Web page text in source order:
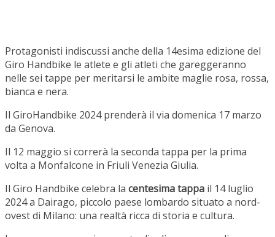
Protagonisti indiscussi anche della 14esima edizione del
Giro Handbike le atlete e gli atleti che gareggeranno
nelle sei tappe per meritarsi le ambite maglie rosa, rossa,
bianca e nera.
Il GiroHandbike 2024 prenderà il via domenica 17 marzo
da Genova.
Il 12 maggio si correrà la seconda tappa per la prima
volta a Monfalcone in Friuli Venezia Giulia.
Il Giro Handbike celebra la centesima tappa il 14 luglio
2024 a Dairago, piccolo paese lombardo situato a nord-
ovest di Milano: una realtà ricca di storia e cultura.